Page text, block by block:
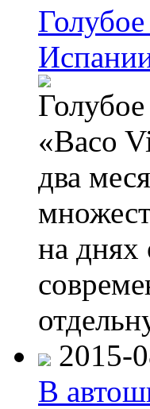
«Baco
два
на
2015-
В